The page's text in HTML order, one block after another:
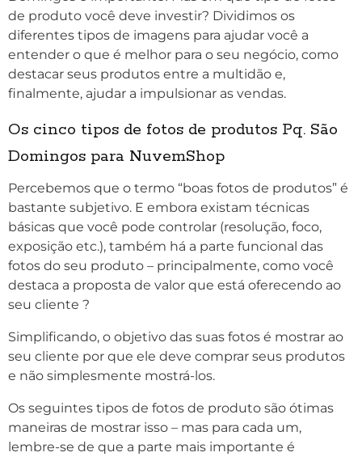
de produto você deve investir? Dividimos os
diferentes tipos de imagens para ajudar você a
entender o que é melhor para o seu negócio, como
destacar seus produtos entre a multidão e,
finalmente, ajudar a impulsionar as vendas.
Os cinco tipos de fotos de produtos Pq. São
Domingos para NuvemShop
Percebemos que o termo “boas fotos de produtos” é
bastante subjetivo. E embora existam técnicas
básicas que você pode controlar (resolução, foco,
exposição etc.), também há a parte funcional das
fotos do seu produto – principalmente, como você
destaca a proposta de valor que está oferecendo ao
seu cliente ?
Simplificando, o objetivo das suas fotos é mostrar ao
seu cliente por que ele deve comprar seus produtos
e não simplesmente mostrá-los.
Os seguintes tipos de fotos de produto são ótimas
maneiras de mostrar isso – mas para cada um,
lembre-se de que a parte mais importante é